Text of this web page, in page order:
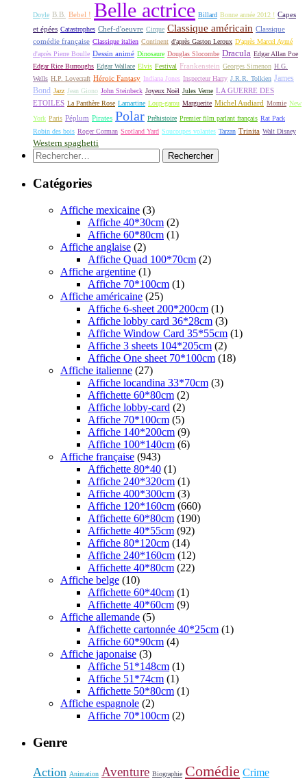
Doyle B.B. Bebel ! Belle actrice Billard Bonne année 2012 ! Capes
et épées Catastrophes Chef-d'oeuvre Cirque Classique américain Classique
comédie française Classique italien Continent d'après Gaston Leroux D'après Marcel Aymé
d'après Pierre Boulle Dessin animé Dinosaure Douglas Slocombe Dracula Edgar Allan Poe
Edgar Rice Burroughs Edgar Wallace Elvis Festival Frankenstein Georges Simenon H.G.
Wells H.P. Lovecraft Héroic Fantasy Indiana Jones Inspecteur Harry J.R.R. Tolkien James
Bond Jazz Jean Giono John Steinbeck Joyeux Noël Jules Verne LA GUERRE DES
ETOILES La Panthère Rose Lamartine Loup-garou Marguerite Michel Audiard Momie New
York Paris Péplum Pirates Polar Préhistoire Premier film parlant français Rat Pack
Robin des bois Roger Corman Scotland Yard Soucoupes volantes Tarzan Trinita Walt Disney
Western spaghetti
Rechercher :
Catégories
Affiche mexicaine (3)
Affiche 40*30cm (2)
Affiche 60*80cm (1)
Affiche anglaise (2)
Affiche Quad 100*70cm (2)
Affiche argentine (1)
Affiche 70*100cm (1)
Affiche américaine (25)
Affiche 6-sheet 200*200cm (1)
Affiche lobby card 36*28cm (3)
Affiche Window Card 35*55cm (1)
Affiche 3 sheets 104*205cm (2)
Affiche One sheet 70*100cm (18)
Affiche italienne (27)
Affiche locandina 33*70cm (3)
Affichette 60*80cm (2)
Affiche lobby-card (2)
Affiche 70*100cm (5)
Affiche 140*200cm (9)
Affiche 100*140cm (6)
Affiche française (943)
Affichette 80*40 (1)
Affiche 240*320cm (1)
Affiche 400*300cm (3)
Affiche 120*160cm (660)
Affichette 60*80cm (190)
Affichette 40*55cm (92)
Affiche 80*120cm (14)
Affiche 240*160cm (12)
Affichette 40*80cm (22)
Affiche belge (10)
Affichette 60*40cm (1)
Affichette 40*60cm (9)
Affiche allemande (5)
Affichette cartonnée 40*25cm (1)
Affiche 60*90cm (4)
Affiche japonaise (3)
Affiche 51*148cm (1)
Affiche 51*74cm (1)
Affichette 50*80cm (1)
Affiche espagnole (2)
Affiche 70*100cm (2)
Genre
Action Animation Aventure Biographie Comédie Crime